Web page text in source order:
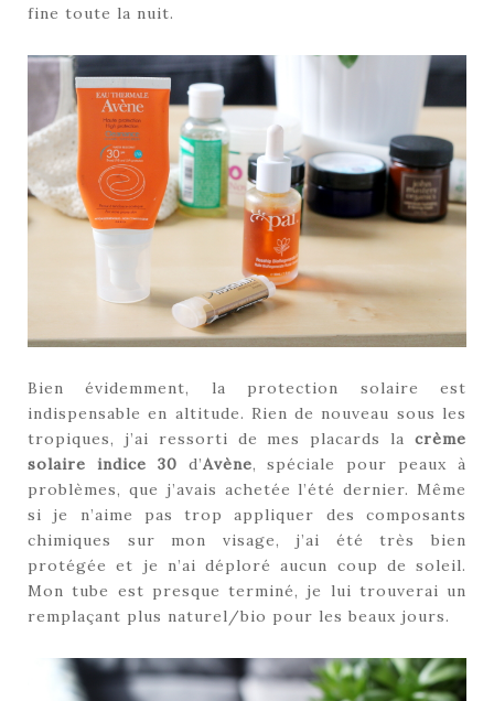
fine toute la nuit.
Bien évidemment, la protection solaire est
indispensable en altitude. Rien de nouveau sous les
tropiques, j’ai ressorti de mes placards la crème
solaire indice 30 d’Avène, spéciale pour peaux à
problèmes, que j’avais achetée l’été dernier. Même
si je n’aime pas trop appliquer des composants
chimiques sur mon visage, j’ai été très bien
protégée et je n’ai déploré aucun coup de soleil.
Mon tube est presque terminé, je lui trouverai un
remplaçant plus naturel/bio pour les beaux jours.